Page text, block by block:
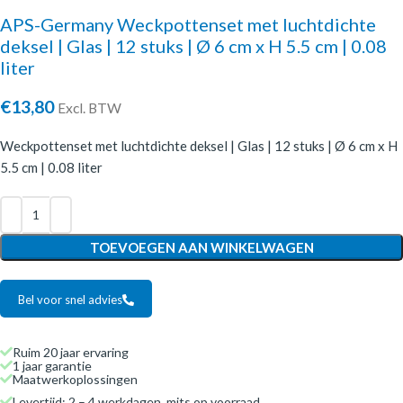
APS-Germany Weckpottenset met luchtdichte
deksel | Glas | 12 stuks | Ø 6 cm x H 5.5 cm | 0.08
liter
€13,80 Excl. BTW
Weckpottenset met luchtdichte deksel | Glas | 12 stuks | Ø 6 cm x H
5.5 cm | 0.08 liter
TOEVOEGEN AAN WINKELWAGEN
Bel voor snel advies
Ruim 20 jaar ervaring
1 jaar garantie
Maatwerkoplossingen